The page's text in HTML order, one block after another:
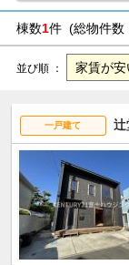
棟数1件 (総物件数
並び順 ：
一戸建て 辻